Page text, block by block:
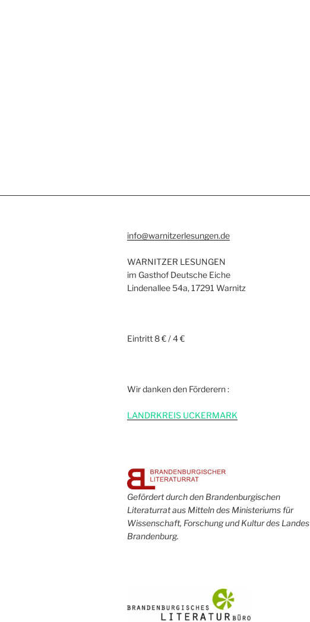
info@warnitzerlesungen.de
WARNITZER LESUNGEN
im Gasthof Deutsche Eiche
Lindenallee 54a, 17291 Warnitz
Eintritt 8 € / 4 €
Wir danken den Förderern :
L ANDRKREIS UCKERMARK
Gefördert durch den Brandenburgischen
Literaturrat aus Mitteln des Ministeriums für
Wissenschaft, Forschung und Kultur des Landes
Brandenburg.